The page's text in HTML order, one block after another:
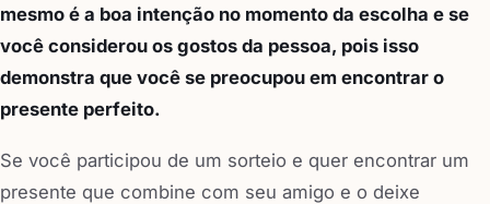
mesmo é a boa intenção no momento da escolha e se
você considerou os gostos da pessoa, pois isso
demonstra que você se preocupou em encontrar o
presente perfeito.
Se você participou de um sorteio e quer encontrar um
presente que combine com seu amigo e o deixe